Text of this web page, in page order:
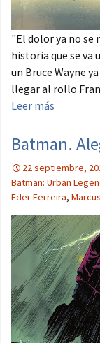
"El dolor ya no se
historia que se va
un Bruce Wayne
llegar al rollo
Leer más
Batman.
22 septiembre,
Batman: Urban
Eder Ferreira,